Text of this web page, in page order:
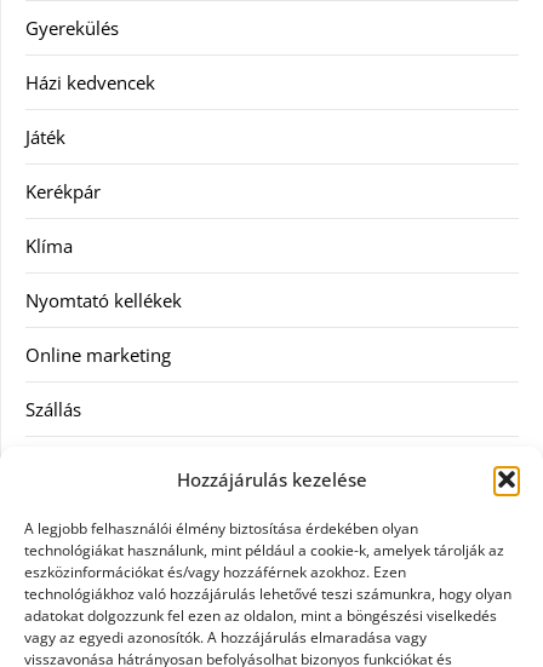
Hozzájárulás kezelése
A legjobb felhasználói élmény biztosítása érdekében olyan
technológiákat használunk, mint például a cookie-k, amelyek tárolják az
eszközinformációkat és/vagy hozzáférnek azokhoz. Ezen
technológiákhoz való hozzájárulás lehetővé teszi számunkra, hogy olyan
adatokat dolgozzunk fel ezen az oldalon, mint a böngészési viselkedés
vagy az egyedi azonosítók. A hozzájárulás elmaradása vagy
visszavonása hátrányosan befolyásolhat bizonyos funkciókat és
Gyerekülés
Házi kedvencek
Játék
Kerékpár
Klíma
Nyomtató kellékek
Online marketing
Szállás
Szellőztető
Szolgáltatás
Táskák